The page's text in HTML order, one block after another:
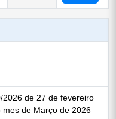
2026 de 27 de fevereiro
de Março de 2026